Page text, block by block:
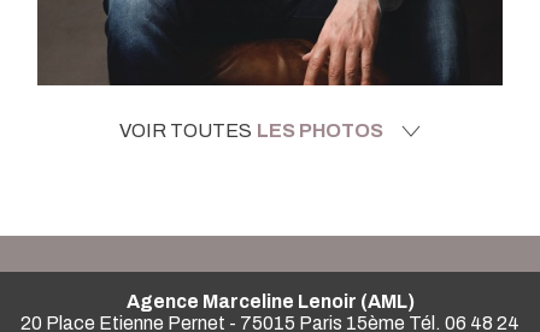
VOIR TOUTES LES PHOTOS
Agence Marceline Lenoir (AML)
20 Place Etienne Pernet - 75015 Paris 15ème Tél. 06 48 24